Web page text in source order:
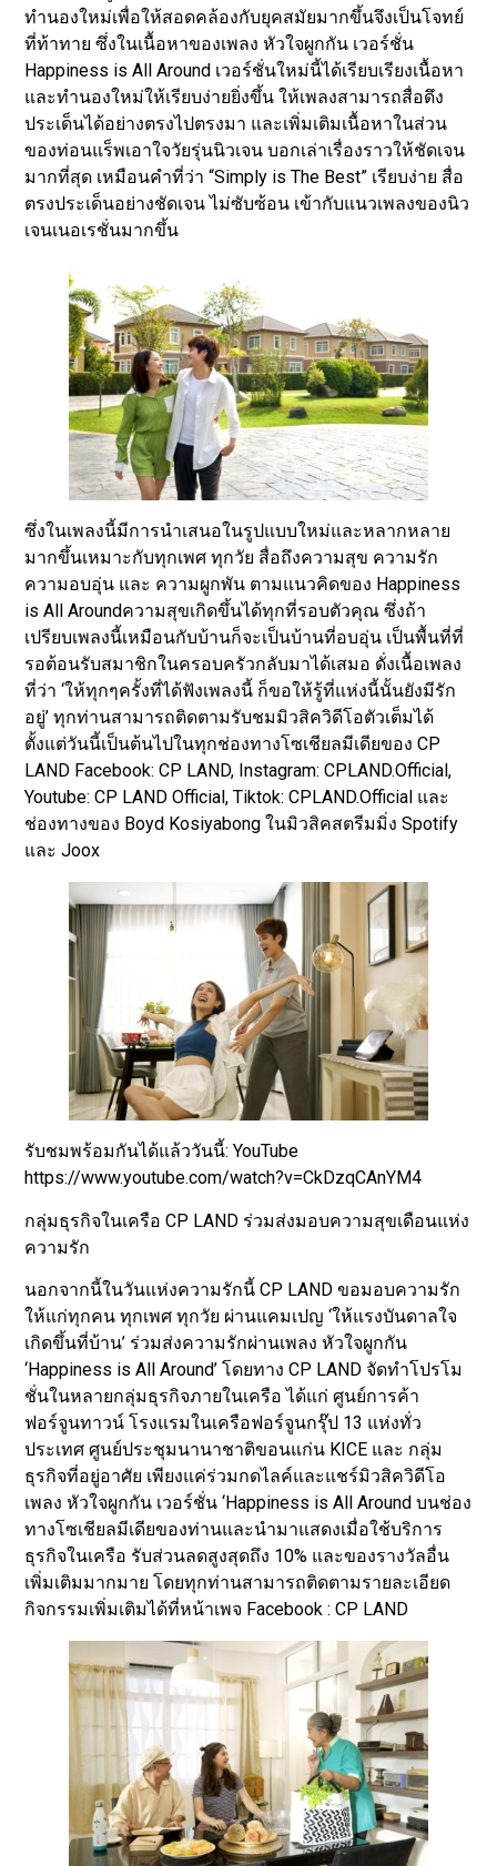
ทำนองใหม่เพื่อให้สอดคล้องกับยุคสมัยมากขึ้นจึงเป็นโจทย์
ที่ท้าทาย ซึ่งในเนื้อหาของเพลง หัวใจผูกกัน เวอร์ชั่น
Happiness is All Around เวอร์ชั่นใหม่นี้ได้เรียบเรียงเนื้อหา
และทำนองใหม่ให้เรียบง่ายยิ่งขึ้น ให้เพลงสามารถสื่อดึง
ประเด็นได้อย่างตรงไปตรงมา และเพิ่มเติมเนื้อหาในส่วน
ของท่อนแร็พเอาใจวัยรุ่นนิวเจน บอกเล่าเรื่องราวให้ชัดเจน
มากที่สุด เหมือนคำที่ว่า “Simply is The Best” เรียบง่าย สื่อ
ตรงประเด็นอย่างชัดเจน ไม่ซับซ้อน เข้ากับแนวเพลงของนิว
เจนเนอเรชั่นมากขึ้น
ซึ่งในเพลงนี้มีการนำเสนอในรูปแบบใหม่และหลากหลาย
มากขึ้นเหมาะกับทุกเพศ ทุกวัย สื่อถึงความสุข ความรัก
ความอบอุ่น และ ความผูกพัน ตามแนวคิดของ Happiness
is All Aroundความสุขเกิดขึ้นได้ทุกที่รอบตัวคุณ ซึ่งถ้า
เปรียบเพลงนี้เหมือนกับบ้านก็จะเป็นบ้านที่อบอุ่น เป็นพื้นที่ที่
รอต้อนรับสมาชิกในครอบครัวกลับมาได้เสมอ ดั่งเนื้อเพลง
ที่ว่า ‘ให้ทุกๆครั้งที่ได้ฟังเพลงนี้ ก็ขอให้รู้ที่แห่งนี้นั้นยังมีรัก
อยู่’ ทุกท่านสามารถติดตามรับชมมิวสิควิดีโอตัวเต็มได้
ตั้งแต่วันนี้เป็นต้นไปในทุกช่องทางโซเชียลมีเดียของ CP
LAND Facebook: CP LAND, Instagram: CPLAND.Official,
Youtube: CP LAND Official, Tiktok: CPLAND.Official และ
ช่องทางของ Boyd Kosiyabong ในมิวสิคสตรีมมิ่ง Spotify
และ Joox
รับชมพร้อมกันได้แล้ววันนี้: YouTube
https://www.youtube.com/watch?v=CkDzqCAnYM4
กลุ่มธุรกิจในเครือ CP LAND ร่วมส่งมอบความสุขเดือนแห่ง
ความรัก
นอกจากนี้ในวันแห่งความรักนี้ CP LAND ขอมอบความรัก
ให้แก่ทุกคน ทุกเพศ ทุกวัย ผ่านแคมเปญ ‘ให้แรงบันดาลใจ
เกิดขึ้นที่บ้าน’ ร่วมส่งความรักผ่านเพลง หัวใจผูกกัน
‘Happiness is All Around’ โดยทาง CP LAND จัดทำโปรโม
ชั่นในหลายกลุ่มธุรกิจภายในเครือ ได้แก่ ศูนย์การค้า
ฟอร์จูนทาวน์ โรงแรมในเครือฟอร์จูนกรุ๊ป 13 แห่งทั่ว
ประเทศ ศูนย์ประชุมนานาชาติขอนแก่น KICE และ กลุ่ม
ธุรกิจที่อยู่อาศัย เพียงแค่ร่วมกดไลค์และแชร์มิวสิควิดีโอ
เพลง หัวใจผูกกัน เวอร์ชั่น ‘Happiness is All Around บนช่อง
ทางโซเชียลมีเดียของท่านและนำมาแสดงเมื่อใช้บริการ
ธุรกิจในเครือ รับส่วนลดสูงสุดถึง 10% และของรางวัลอื่น
เพิ่มเติมมากมาย โดยทุกท่านสามารถติดตามรายละเอียด
กิจกรรมเพิ่มเติมได้ที่หน้าเพจ Facebook : CP LAND